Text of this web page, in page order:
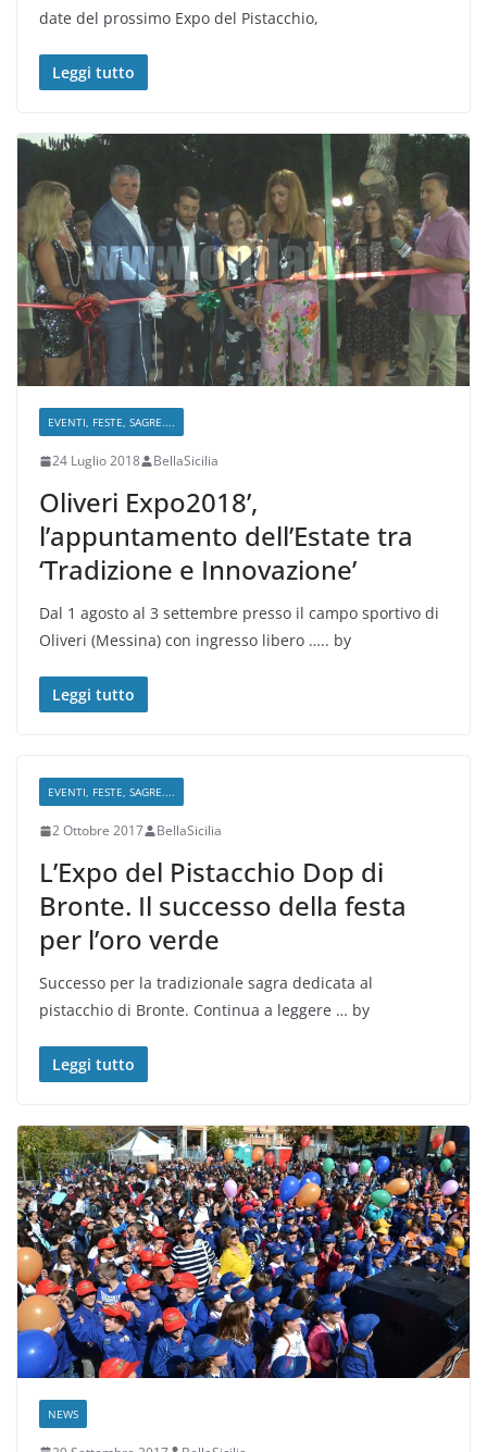
date del prossimo Expo del Pistacchio,
Leggi tutto
EVENTI, FESTE, SAGRE....
24 Luglio 2018 BellaSicilia
Oliveri Expo2018’,
l’appuntamento dell’Estate tra
‘Tradizione e Innovazione’
Dal 1 agosto al 3 settembre presso il campo sportivo di
Oliveri (Messina) con ingresso libero ….. by
Leggi tutto
EVENTI, FESTE, SAGRE....
2 Ottobre 2017 BellaSicilia
L’Expo del Pistacchio Dop di
Bronte. Il successo della festa
per l’oro verde
Successo per la tradizionale sagra dedicata al
pistacchio di Bronte. Continua a leggere … by
Leggi tutto
NEWS